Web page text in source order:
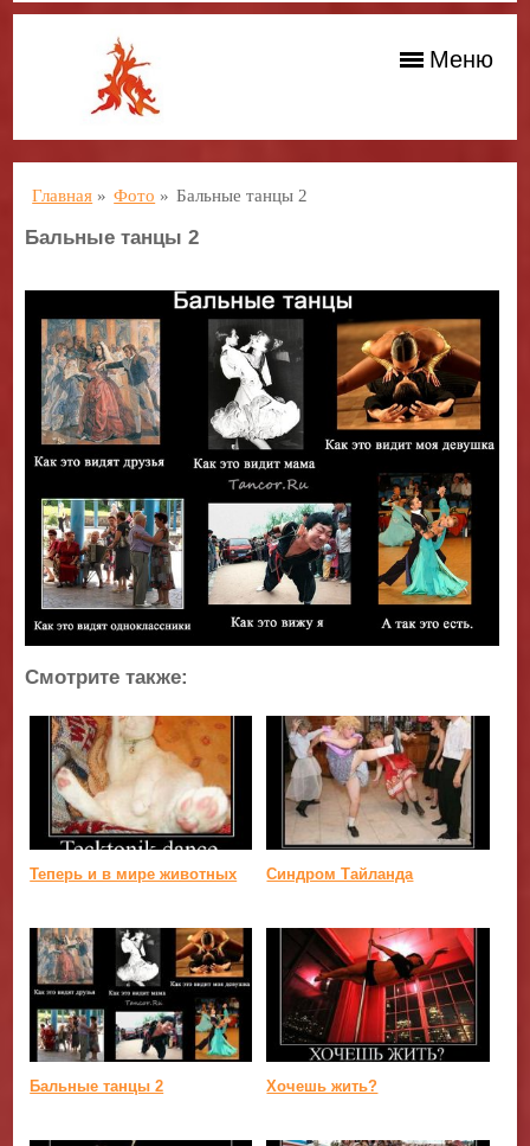
Меню
Главная » Фото » Бальные танцы 2
Бальные танцы 2
Смотрите также:
Теперь и в мире животных Синдром Тайланда
Бальные танцы 2 Хочешь жить?